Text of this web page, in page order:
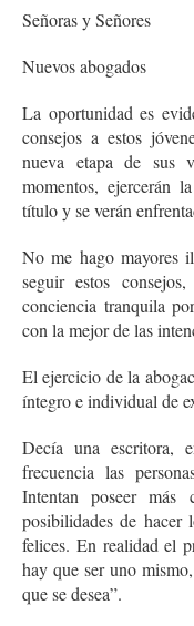
Señoras y Señores
Nuevos abogados
La oportunidad es
consejos a estos
nueva etapa de sus
momentos, ejercerán
título y se verán
No me hago mayores
seguir estos
conciencia tranquila
con la mejor de las
El ejercicio de la
íntegro e individual de
Decía una escritora,
frecuencia las
Intentan poseer
posibilidades de hacer
felices. En realidad el
hay que ser uno
que se desea”.